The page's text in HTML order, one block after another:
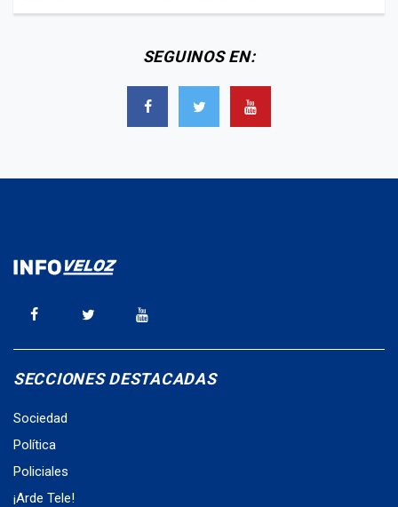
SEGUINOS EN:
SECCIONES DESTACADAS
Sociedad
Política
Policiales
¡Arde Tele!